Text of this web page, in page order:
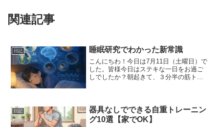
関連記事
日記 睡眠研究でわかった新常識
こんにちわ！今日は7月11日（土曜日）で
した。皆様今日はステキな一日をお過ご
しでしたか？朝起きて、３分半の筋トレ
はしばらくなしです）...
日記
器具なしでできる自重トレーニン
グ10選【家でOK】